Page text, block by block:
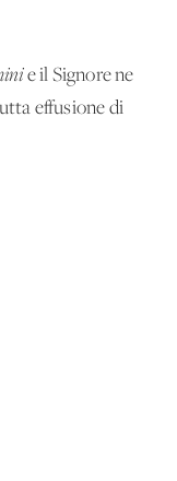
e il Signore ne
effusione di